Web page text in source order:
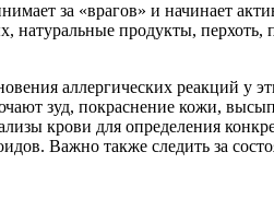
за «врагов» и начинает
натуральные продукты, перхоть,
аллергических реакций у
зуд, покраснение кожи,
крови для определения
Важно также следить за